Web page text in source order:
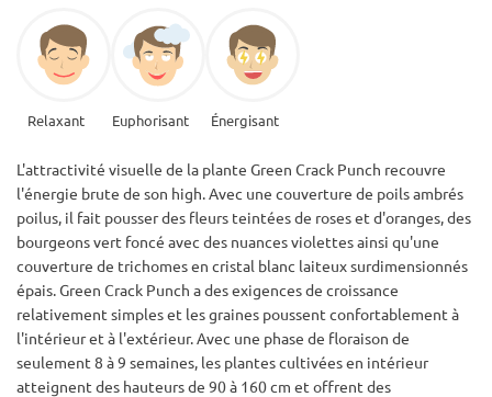
Relaxant Euphorisant Énergisant
L'attractivité visuelle de la plante Green Crack Punch recouvre
l'énergie brute de son high. Avec une couverture de poils ambrés
poilus, il fait pousser des fleurs teintées de roses et d'oranges, des
bourgeons vert foncé avec des nuances violettes ainsi qu'une
couverture de trichomes en cristal blanc laiteux surdimensionnés
épais. Green Crack Punch a des exigences de croissance
relativement simples et les graines poussent confortablement à
l'intérieur et à l'extérieur. Avec une phase de floraison de
seulement 8 à 9 semaines, les plantes cultivées en intérieur
atteignent des hauteurs de 90 à 160 cm et offrent des